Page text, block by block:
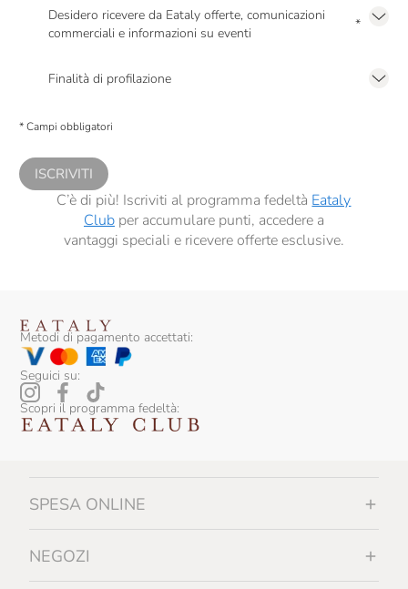
Desidero ricevere da Eataly offerte, comunicazioni
commerciali e informazioni su eventi
*
Finalità di profilazione
comunicazioni commerciali personalizzate, in caso di consenso prestato ai
* Campi obbligatori
ISCRIVITI
C’è di più! Iscriviti al programma fedeltà Eataly
Clubper accumulare punti, accedere a
vantaggi speciali e ricevere offerte esclusive.
Metodi di pagamento accettati:
Seguici su:
Scopri il programma fedeltà:
SPESA ONLINE
NEGOZI